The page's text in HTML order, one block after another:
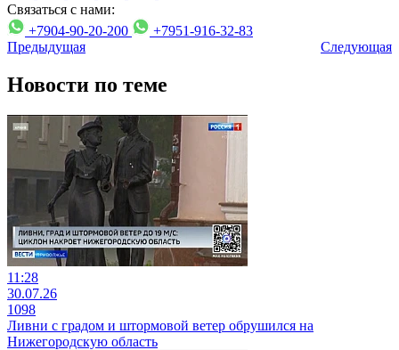
Связаться с нами:
+7904-90-20-200
+7951-916-32-83
Предыдущая
Следующая
Новости по теме
11:28
30.07.26
1098
Ливни с градом и штормовой ветер обрушился на
Нижегородскую область